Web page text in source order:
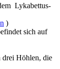
Lykabettus-
)
sich auf
Höhlen, die